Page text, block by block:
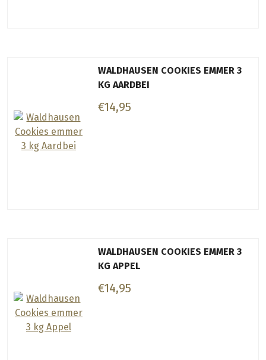
WALDHAUSEN COOKIES EMMER 3
KG AARDBEI
€14,95
WALDHAUSEN COOKIES EMMER 3
KG APPEL
€14,95